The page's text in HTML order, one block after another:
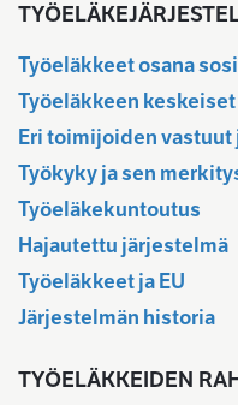
Työeläkkeet osana
Työeläkkeen
Eri toimijoiden vastuut
Työkyky ja sen
Työeläkekuntoutus
Hajautettu järjestelmä
Työeläkkeet ja EU
Järjestelmän historia
TYÖELÄKKEIDEN